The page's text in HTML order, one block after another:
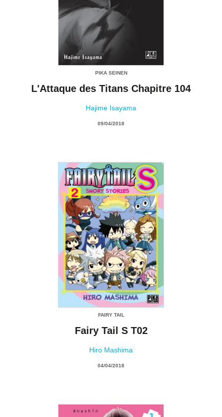
PIKA SEINEN
L'Attaque des Titans Chapitre 104
Hajime Isayama
09/04/2018
FAIRY TAIL
Fairy Tail S T02
Hiro Mashima
04/04/2018